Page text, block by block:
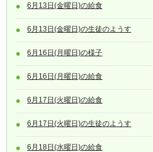
6月13日(金曜日)の給食
6月13日(金曜日)の生徒のようす
6月16日(月曜日)の様子
6月16日(月曜日)の給食
6月17日(火曜日)の給食
6月17日(火曜日)の生徒のようす
6月18日(水曜日)の給食